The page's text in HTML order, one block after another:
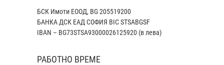
БСК Имоти ЕООД, BG 205519200
БАНКА ДСК EАД СОФИЯ BIC STSABGSF
IBAN – BG73STSA93000026125920 (в лева)
РАБОТНО ВРЕМЕ